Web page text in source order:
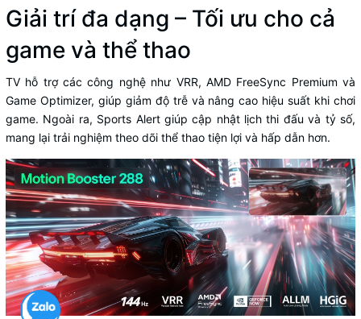
Giải trí đa dạng – Tối ưu cho cả
game và thể thao
TV hỗ trợ các công nghệ như VRR, AMD FreeSync Premium và
Game Optimizer, giúp giảm độ trễ và nâng cao hiệu suất khi chơi
game. Ngoài ra, Sports Alert giúp cập nhật lịch thi đấu và tỷ số,
mang lại trải nghiệm theo dõi thể thao tiện lợi và hấp dẫn hơn.